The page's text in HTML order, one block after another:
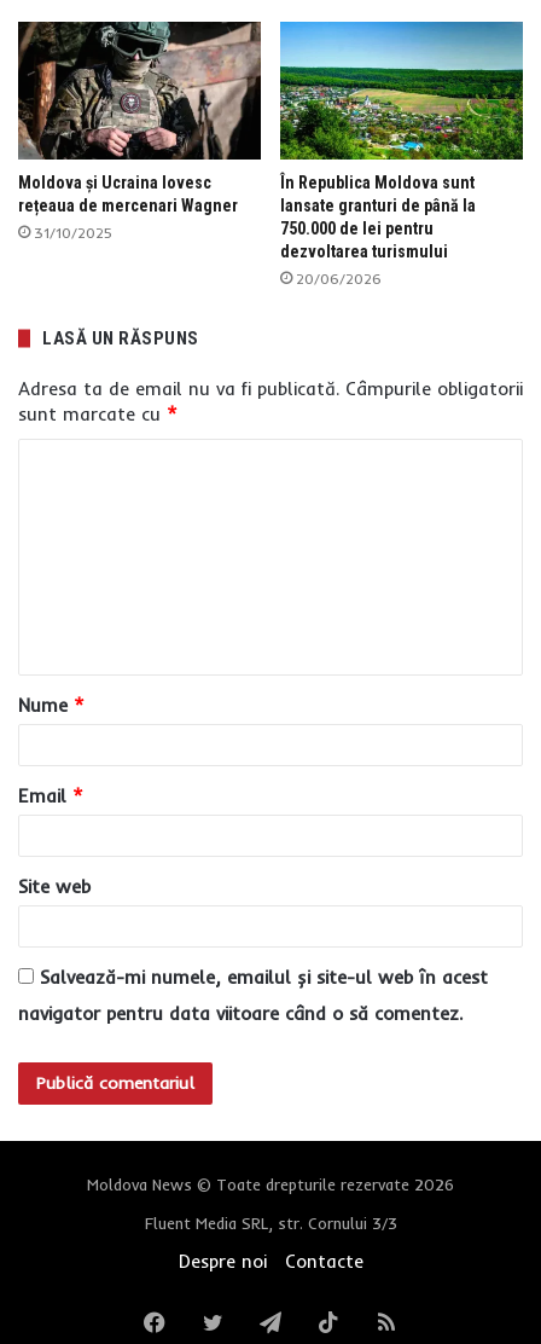
Moldova și Ucraina lovesc
rețeaua de mercenari Wagner
31/10/2025
În Republica Moldova sunt
lansate granturi de până la
750.000 de lei pentru
dezvoltarea turismului
20/06/2026
LASĂ UN RĂSPUNS
Adresa ta de email nu va fi publicată. Câmpurile obligatorii
sunt marcate cu *
a
r
*
Nume *
Email *
Site web
Salvează-mi numele, emailul și site-ul web în acest
navigator pentru data viitoare când o să comentez.
Moldova News © Toate drepturile rezervate 2026
Fluent Media SRL, str. Cornului 3/3
Despre noi Contacte
FacebookTwitterTelegramTikTokRSS